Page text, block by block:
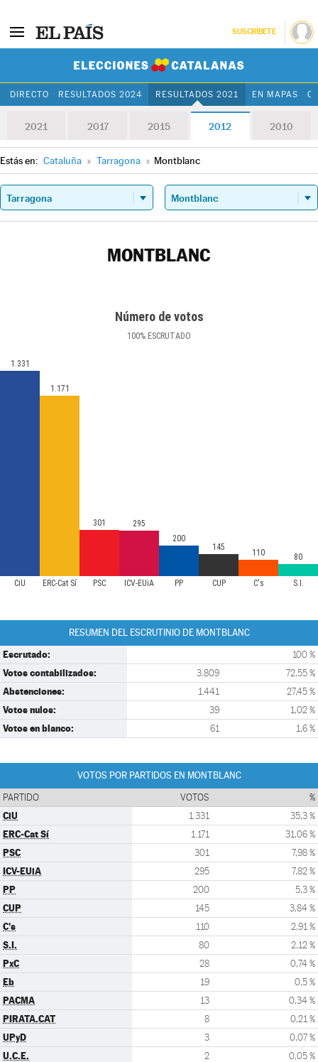
SUSCRÍBETE
DIRECTO RESULTADOS 2024 RESULTADOS 2021 EN MAPAS
2021 2017 2015 2012 2010
Estás en: Cataluña » Tarragona » Montblanc
MONTBLANC
Número de votos
100% ESCRUTADO
CiU ERC-Cat Sí PSC ICV-EUiA PP CUP C's S.I.
1.331
1.171
301
295
200
145
110 80
RESUMEN DEL ESCRUTINIO DE MONTBLANC
Escrutado: 100 %
Votos contabilizados: 3.809 72,55 %
Abstenciones: 1.441 27,45 %
Votos nulos: 39 1,02 %
Votos en blanco: 61 1,6 %
VOTOS POR PARTIDOS EN MONTBLANC
PARTIDO VOTOS %
CiU 1.331 35,3 %
ERC-Cat Sí 1.171 31,06 %
PSC 301 7,98 %
ICV-EUiA 295 7,82 %
PP 200 5,3 %
CUP 145 3,84 %
C's 110 2,91 %
S.I. 80 2,12 %
PxC 28 0,74 %
Eb 19 0,5 %
PACMA 13 0,34 %
PIRATA.CAT 8 0,21 %
UPyD 3 0,07 %
U.C.E. 2 0,05 %